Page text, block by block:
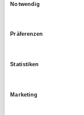
Notwendig
Präferenzen
Statistiken
Marketing